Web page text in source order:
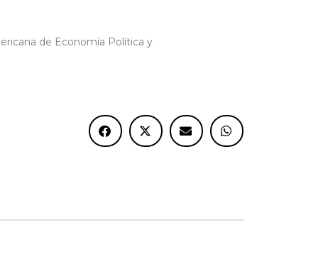
de Economía Política y